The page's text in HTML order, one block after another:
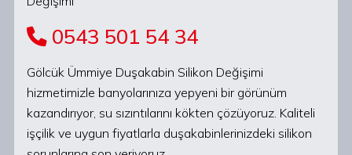
0543 501 54 34
Gölcük Ümmiye Duşakabin Silikon Değişimi
hizmetimizle banyolarınıza yepyeni bir görünüm
kazandırıyor, su sızıntılarını kökten çözüyoruz. Kaliteli
işçilik ve uygun fiyatlarla duşakabinlerinizdeki silikon